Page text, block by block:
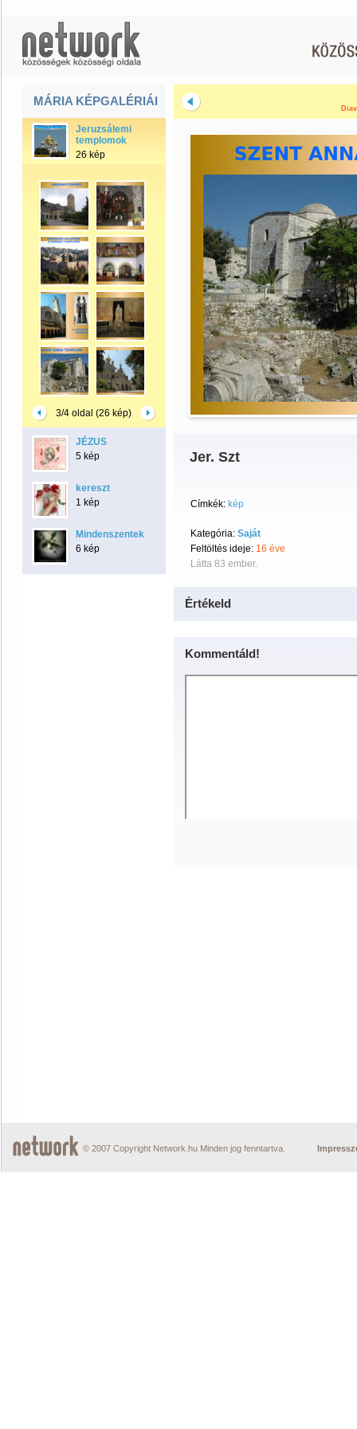
MÁRIA KÉPGALÉRIÁI
Jeruzsálemi
templomok
26 kép
3/4 oldal (26 kép)
JÉZUS
5 kép
kereszt
1 kép
Mindenszentek
6 kép
Jer. Szt
Címkék: kép
Kategória: Saját
Feltöltés ideje: 16 éve
Látta 83 ember.
Értékeld
Kommentáld!
© 2007 Copyright Network.hu Minden jog fenntartva.